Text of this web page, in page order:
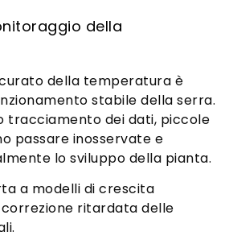
della
della temperatura è
stabile della serra.
tracciamento dei dati, piccole
passare inosservate e
lo sviluppo della pianta.
a modelli di crescita
ritardata delle